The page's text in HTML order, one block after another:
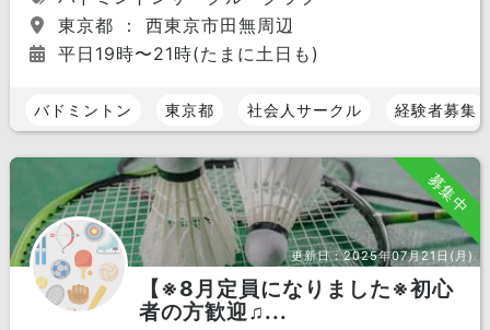
東京都 ： 西東京市田無周辺
平日19時〜21時(たまに土日も)
バドミントン 東京都 社会人サークル 経験者募集
募集中
更新日：2025年07月21日(月)
【※8月定員になりました※初心
者の方歓迎♫...